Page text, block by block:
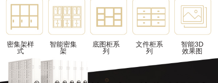
密集架样
式
智能密集
架
底图柜系
列
文件柜系
列
智能3D
效果图